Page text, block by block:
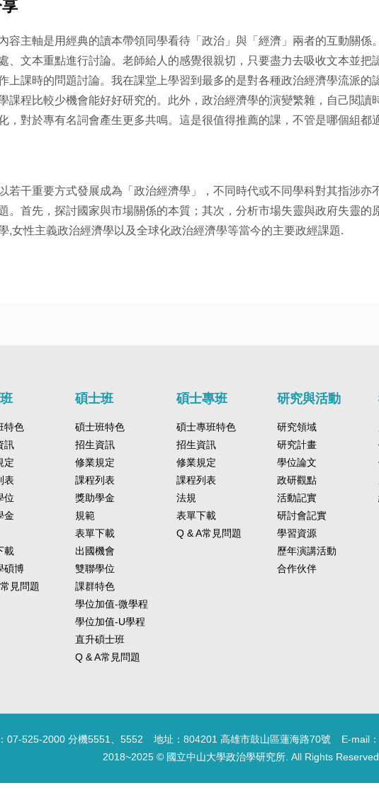
容主軸是用經典的讀本帶領同學看待「政治」與「經濟」兩者的互動關
、文本重點進行討論。老師給人的感覺很親切，只要盡力去吸收文本並
上課時的問題討論。我在課堂上學習到最多的是對各種政治經濟學流派
課程比較少機會能好好研究的。此外，政治經濟學的演變繁雜，自己閱
，對於專有名詞會產生更多共鳴。這是很值得推薦的課，不管是哪個組都
若干重要方式發展成為「政治經濟學」，不同時代或不同學科對其指涉
。首先，探討國家與市場關係的本質；其次，分析市場失靈與政府失靈的
,女性主義政治經濟學以及全球化政治經濟學等當今的主要政經課題.
特色
訊
定
表
位
金
載
碩博
見問題
碩士班
碩士班特色
招生資訊
修業規定
課程列表
獎助學金
規範
表單下載
出國機會
雙聯學位
課群特色
學位加值-微學程
學位加值-U學程
直升碩士班
Q & A常見問題
碩士專班
碩士專班特色
招生資訊
修業規定
課程列表
法規
表單下載
Q & A常見問題
研究與活動
研究領域
研究計畫
學位論文
政研觀點
活動記實
研討會記實
學習資源
歷年演講活動
合作伙伴
07-525-2000 分機5551、5552 地址：804201 高雄市鼓山區蓮海路70號
E-mail
2018~2025 © 國立中山大學政治學研究所. All Rights